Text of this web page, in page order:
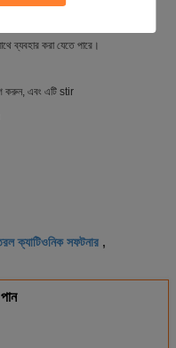
ব্যবহার করা যেতে পারে।
করুন, এবং এটি stir
ক্যাটিওনিক সফটনার ,